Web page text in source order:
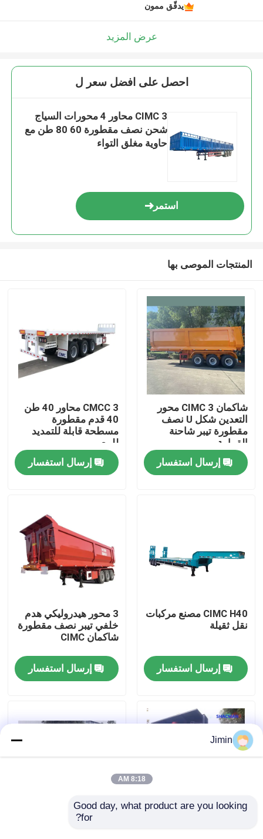
معلومات عنا
جولة في المعمل
اتصل بنا
أخبار
اطلب اقتباس
يدقّق ممون
عرض المزيد
احصل على افضل سعر ل
CIMC 3 محاور 4 محورات السياج
شحن نصف مقطورة 60 80 طن مع
حاوية مغلق التواء
استمر
المنتجات الموصى بها
شاكمان CIMC 3 محور
التعدين شكل U نصف
مقطورة تيبر شاحنة
القمامة
إرسال استفسار
CMCC 3 محاور 40 طن
40 قدم مقطورة
مسطحة قابلة للتمديد
للبيع
إرسال استفسار
CIMC H40 مصنع مركبات
نقل ثقيلة
إرسال استفسار
3 محور هيدروليكي هدم
خلفي تيبر نصف مقطورة
شاكمان CIMC
إرسال استفسار
الرافعة المصنعة بالصمغ و
Jimin
8:18 AM
Good day, what product are you looking
for?